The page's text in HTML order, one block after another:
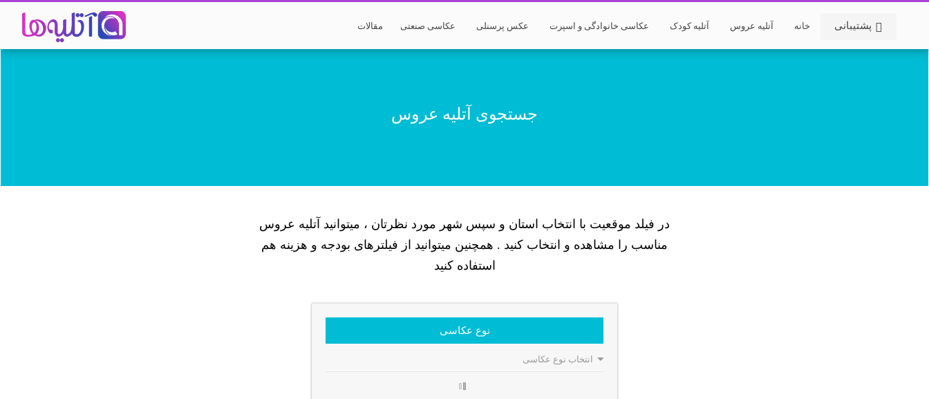
خانه آتلیه عروس آتلیه کودک عکاسی خانوادگی و اسپرت عکس پرسنلی عکاسی صنعتی مقالات پشتیبانی
جستجوی آتلیه عروس
در فیلد موقعیت با انتخاب استان و سپس شهر مورد نظرتان ، میتوانید آتلیه عروس
مناسب را مشاهده و انتخاب کنید . همچنین میتوانید از فیلترهای بودجه و هزینه هم
استفاده کنید
نوع عکاسی